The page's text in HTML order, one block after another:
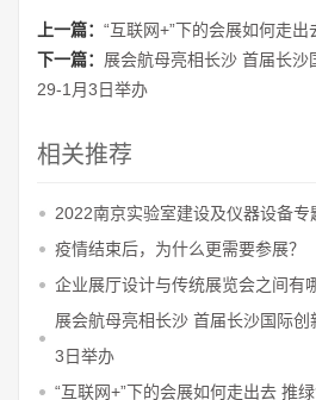
上一篇： “互联网+”下的会展如何走
下一篇： 展会航母亮相长沙 首届长沙
29-1月3日举办
相关推荐
2022南京实验室建设及仪器设备专
疫情结束后，为什么更需要参展？
企业展厅设计与传统展览会之间有
展会航母亮相长沙 首届长沙国际
3日举办
“互联网+”下的会展如何走出去 推